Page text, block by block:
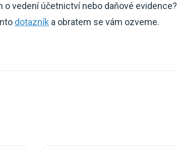
vedení účetnictví nebo daňové evidence?
dotazník a obratem se vám ozveme.